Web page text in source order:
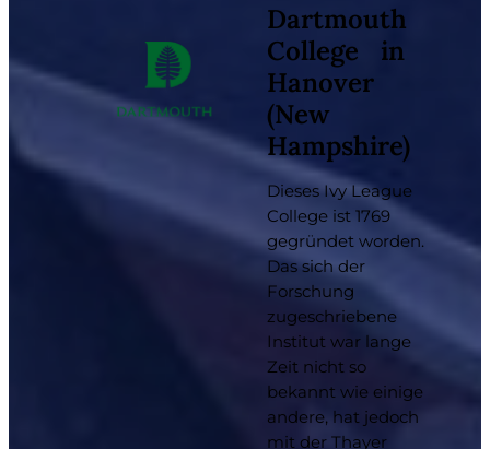
Dartmouth
College in
Hanover
(New
Hampshire)
Dieses Ivy League
College ist 1769
gegründet worden.
Das sich der
Forschung
zugeschriebene
Institut war lange
Zeit nicht so
bekannt wie einige
andere, hat jedoch
mit der Thayer